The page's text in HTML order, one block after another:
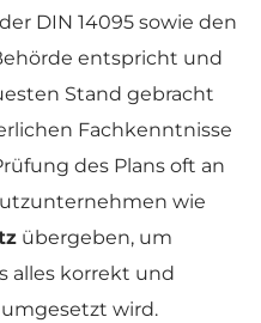
DIN 14095 sowie den
entspricht und
Stand gebracht
Fachkenntnisse
des Plans oft an
wie
übergeben, um
alles korrekt und
wird.